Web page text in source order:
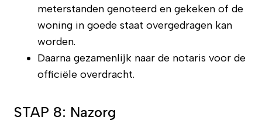
meterstanden genoteerd en gekeken of de
woning in goede staat overgedragen kan
worden.
Daarna gezamenlijk naar de notaris voor de
officiële overdracht.
STAP 8: Nazorg